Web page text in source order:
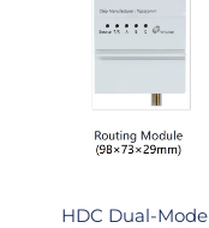
HDC Dual-Mode